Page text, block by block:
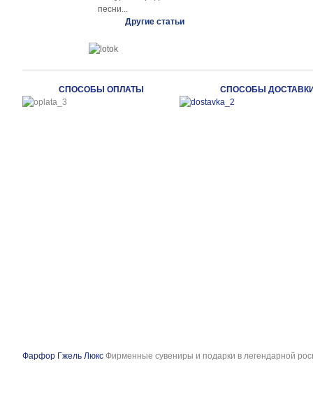
песни...
Другие статьи
СПОСОБЫ ОПЛАТЫ СПОСОБЫ
Фарфор Гжель Люкс Фирменные сувениры и подарки в легендарной